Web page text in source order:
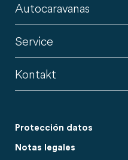
Autocaravanas
Service
Kontakt
Protección datos
Notas legales